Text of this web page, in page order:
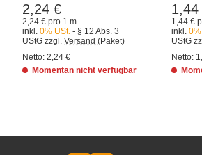
2,24 €
2,24 € pro 1 m
inkl. 0% USt. - § 12 Abs. 3
UStG zzgl. Versand (Paket)
Netto: 2,24 €
Momentan nicht verfügbar
1,44
1,44 €
inkl.
UStG
Netto: